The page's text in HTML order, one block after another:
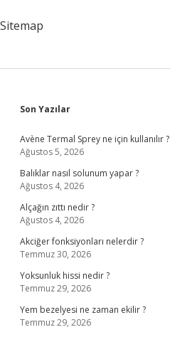
Sitemap
Sidebar
Son Yazılar
Avène Termal Sprey ne için kullanılır ?
Ağustos 5, 2026
Balıklar nasıl solunum yapar ?
Ağustos 4, 2026
Alçağın zıttı nedir ?
Ağustos 4, 2026
Akciğer fonksiyonları nelerdir ?
Temmuz 30, 2026
Yoksunluk hissi nedir ?
Temmuz 29, 2026
Yem bezelyesi ne zaman ekilir ?
Temmuz 29, 2026